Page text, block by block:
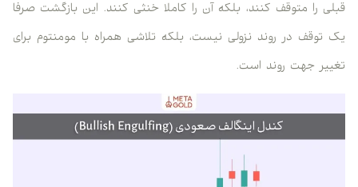
قبلی را متوقف کنند، بلکه آن را کاملا خنثی کنند. این بازگشت صرفا
یک توقف در روند نزولی نیست، بلکه تلاشی همراه با مومنتوم برای
تغییر جهت روند است.